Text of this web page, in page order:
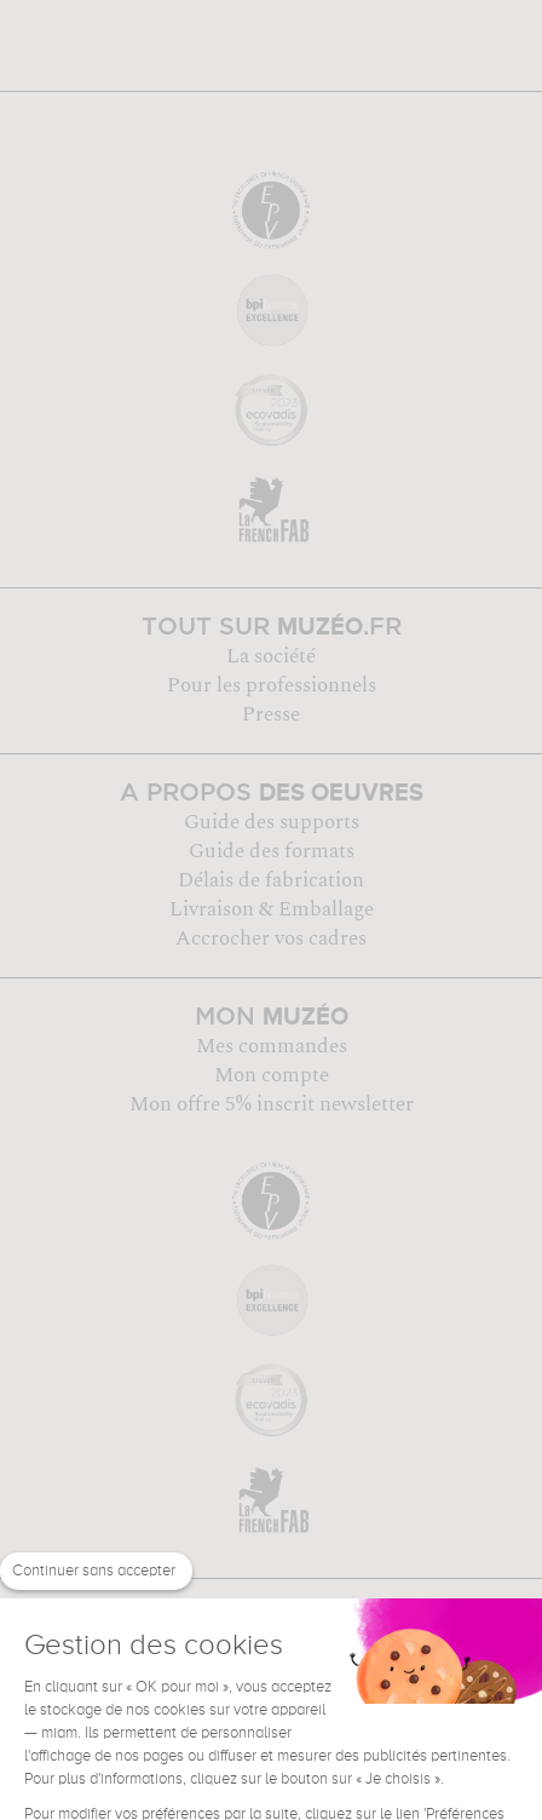
TOUT SUR MUZÉO.FR
La société
Pour les professionnels
Presse
A PROPOS DES OEUVRES
Guide des supports
Guide des formats
Délais de fabrication
Livraison & Emballage
Accrocher vos cadres
MON MUZÉO
Mes commandes
Mon compte
Mon offre 5% inscrit newsletter
BESOIN D'AIDE ? FR
Continuer sans accepter
Gestion des cookies
En cliquant sur « OK pour moi », vous acceptez
le stockage de nos cookies sur votre appareil
— miam. Ils permettent de personnaliser
l'affichage de nos pages ou diffuser et mesurer des publicités pertinentes.
Pour plus d'informations, cliquez sur le bouton sur « Je choisis ».
Pour modifier vos préférences par la suite, cliquez sur le lien 'Préférences